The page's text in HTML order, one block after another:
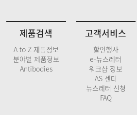
제품검색
A to Z 제품정보
분야별 제품정보
Antibodies
고객서비스
할인행사
e-뉴스레터
워크샵 정보
AS 센터
뉴스레터 신청
FAQ